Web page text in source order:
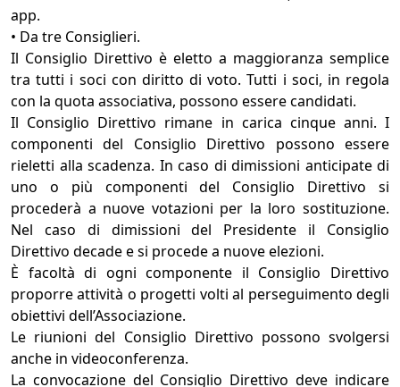
app.
• Da tre Consiglieri.
Il Consiglio Direttivo è eletto a maggioranza semplice
tra tutti i soci con diritto di voto. Tutti i soci, in regola
con la quota associativa, possono essere candidati.
Il Consiglio Direttivo rimane in carica cinque anni. I
componenti del Consiglio Direttivo possono essere
rieletti alla scadenza. In caso di dimissioni anticipate di
uno o più componenti del Consiglio Direttivo si
procederà a nuove votazioni per la loro sostituzione.
Nel caso di dimissioni del Presidente il Consiglio
Direttivo decade e si procede a nuove elezioni.
È facoltà di ogni componente il Consiglio Direttivo
proporre attività o progetti volti al perseguimento degli
obiettivi dell’Associazione.
Le riunioni del Consiglio Direttivo possono svolgersi
anche in videoconferenza.
La convocazione del Consiglio Direttivo deve indicare